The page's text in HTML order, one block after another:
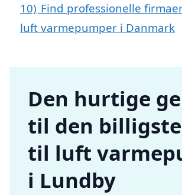
10) Find professionelle
luft varmepumper i Danmark
Den hurtige
til den
til luft
i Lundby